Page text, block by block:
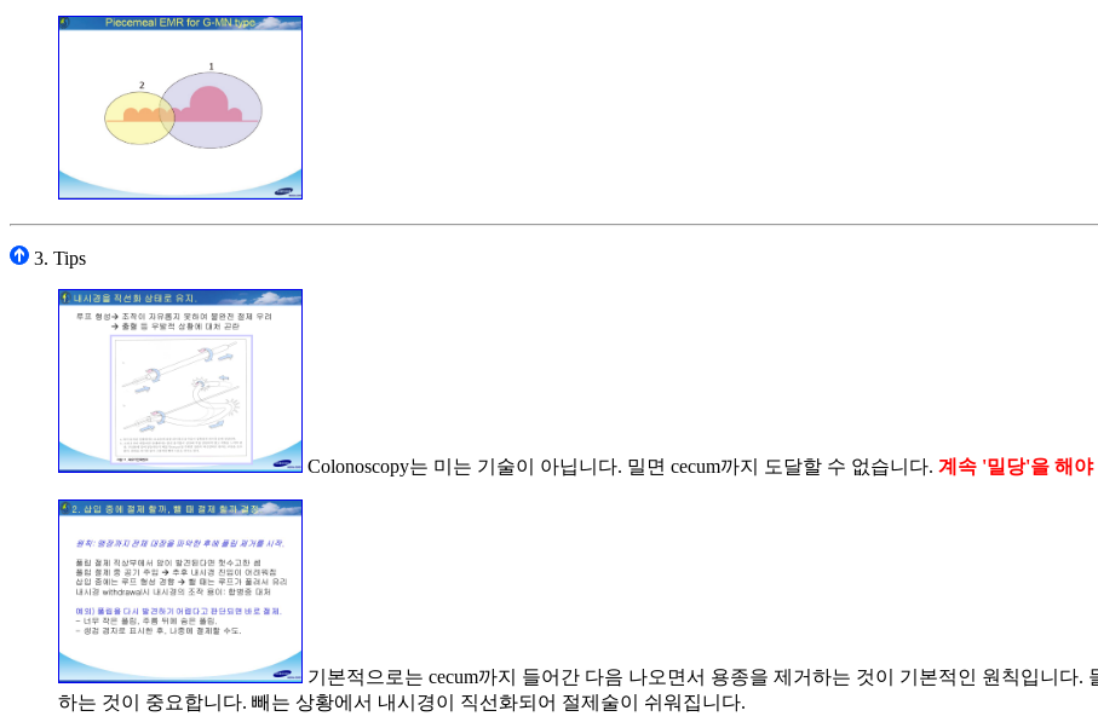
3. Tips
Colonoscopy는 미는 기술이 아닙니다. 밀면 cecum까지 도달할 수 없습니다. 계속 '밀당'을 해야
기본적으로는 cecum까지 들어간 다음 나오면서 용종을 제거하는 것이 기본적인 원칙입니다
하는 것이 중요합니다. 빼는 상황에서 내시경이 직선화되어 절제술이 쉬워집니다.